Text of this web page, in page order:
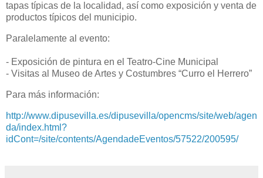
tapas típicas de la localidad, así como exposición y venta de
productos típicos del municipio.
Paralelamente al evento:
- Exposición de pintura en el Teatro-Cine Municipal
- Visitas al Museo de Artes y Costumbres “Curro el Herrero”
Para más información:
http://www.dipusevilla.es/dipusevilla/opencms/site/web/agen
da/index.html?
idCont=/site/contents/AgendadeEventos/57522/200595/